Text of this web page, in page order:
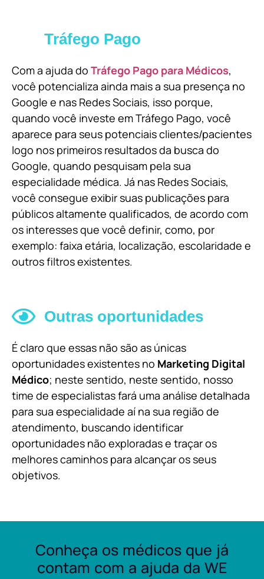
Tráfego Pago
Com a ajuda do Tráfego Pago para Médicos,
você potencializa ainda mais a sua presença no
Google e nas Redes Sociais, isso porque,
quando você investe em Tráfego Pago, você
aparece para seus potenciais clientes/pacientes
logo nos primeiros resultados da busca do
Google, quando pesquisam pela sua
especialidade médica. Já nas Redes Sociais,
você consegue exibir suas publicações para
públicos altamente qualificados, de acordo com
os interesses que você definir, como, por
exemplo: faixa etária, localização, escolaridade e
outros filtros existentes.
Outras oportunidades
É claro que essas não são as únicas
oportunidades existentes no Marketing Digital
Médico; neste sentido, neste sentido, nosso
time de especialistas fará uma análise detalhada
para sua especialidade aí na sua região de
atendimento, buscando identificar
oportunidades não exploradas e traçar os
melhores caminhos para alcançar os seus
objetivos.
Conheça os médicos que já
contam com a ajuda da WE